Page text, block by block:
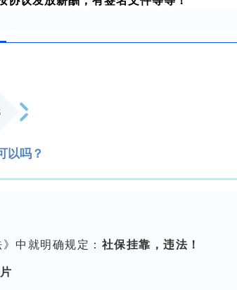
以吗？
中就明确规定： 社保挂靠，违法！